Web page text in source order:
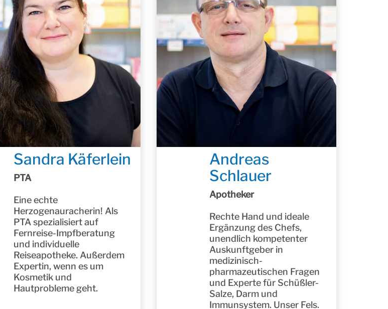
Sandra Käferlein
PTA
Eine echte
Herzogenauracherin! Als
PTA spezialisiert auf
Fernreise-Impfberatung
und individuelle
Reiseapotheke. Außerdem
Expertin, wenn es um
Kosmetik und
Hautprobleme geht.
Andreas
Schlauer
Apotheker
Rechte Hand und ideale
Ergänzung des Chefs,
unendlich kompetenter
Auskunftgeber in
medizinisch-
pharmazeutischen Fragen
und Experte für Schüßler-
Salze, Darm und
Immunsystem. Unser Fels.